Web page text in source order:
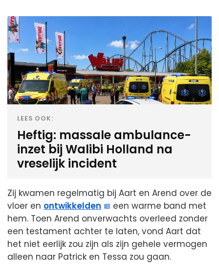
LEES OOK:
Heftig: massale ambulance-
inzet bij Walibi Holland na
vreselijk incident
Zij kwamen regelmatig bij Aart en Arend over de
vloer en ontwikkelden
een warme band met
hem. Toen Arend onverwachts overleed zonder
een testament achter te laten, vond Aart dat
het niet eerlijk zou zijn als zijn gehele vermogen
alleen naar Patrick en Tessa zou gaan.